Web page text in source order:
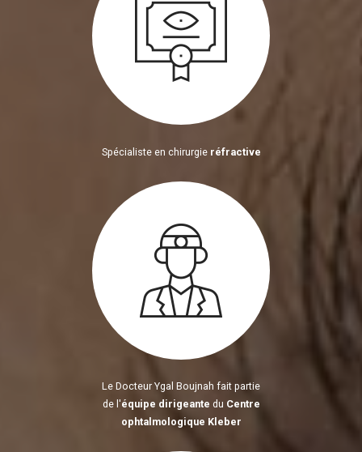
Spécialiste en chirurgie réfractive
Le Docteur Ygal Boujnah fait partie
de l'équipe dirigeante du Centre
ophtalmologique Kleber